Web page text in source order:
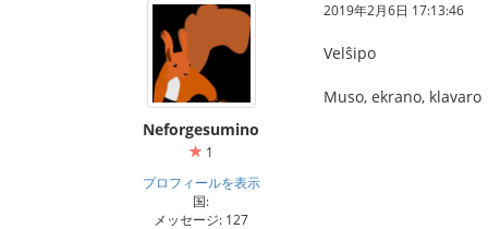
Neforgesumino
1
プロフィールを表示
国:
メッセージ: 127
2019年2月6日 17:13:46
Velŝipo
Muso, ekrano, klavaro